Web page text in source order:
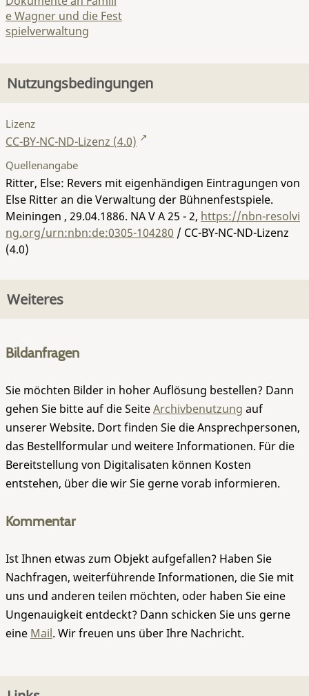
e Wagner und die Fest
spielverwaltung
Nutzungsbedingungen
Lizenz
CC-BY-NC-ND-Lizenz (4.0)
Quellenangabe
Ritter, Else: Revers mit eigenhändigen Eintragungen von
Else Ritter an die Verwaltung der Bühnenfestspiele.
Meiningen , 29.04.1886. NA V A 25 - 2, https://nbn-resolvi
ng.org/urn:nbn:de:0305-104280 / CC-BY-NC-ND-Lizenz
(4.0)
Weiteres
Bildanfragen
Sie möchten Bilder in hoher Auflösung bestellen? Dann
gehen Sie bitte auf die SeiteArchivbenutzung auf
unserer Website. Dort finden Sie die Ansprechpersonen,
das Bestellformular und weitere Informationen. Für die
Bereitstellung von Digitalisaten können Kosten
entstehen, über die wir Sie gerne vorab informieren.
Kommentar
Ist Ihnen etwas zum Objekt aufgefallen? Haben Sie
Nachfragen, weiterführende Informationen, die Sie mit
uns und anderen teilen möchten, oder haben Sie eine
Ungenauigkeit entdeckt? Dann schicken Sie uns gerne
eine Mail. Wir freuen uns über Ihre Nachricht.